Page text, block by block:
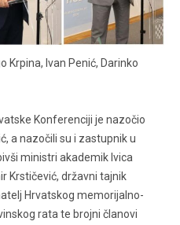
Krpina, Ivan Penić, Darinko
Konferenciji je nazočio
a nazočili su i zastupnik u
ministri akademik Ivica
Krstičević, državni tajnik
Hrvatskog memorijalno-
rata te brojni članovi